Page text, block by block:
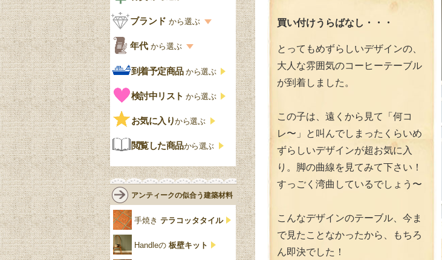
買い付けうらばなし・・・
とってもめずらしいデザインの、
大人な雰囲気のコーヒーテーブル
が到着しました。
この子は、遠くから見て「何コ
レ〜」と叫んでしまったくらいめ
ずらしいデザインが超お気に入
り。脚の曲線を見てみて下さい！
すっごく湾曲しているでしょう〜
こんなデザインのテーブル、今ま
で見たことなかったから、もちろ
ん即決でした！
木製ワゴン
ェア
洋服タンス
チェストおしゃれ
クローゼット
鏡台
花台
仏壇おしゃれ
靴箱収納
式
エリザベス様式
ジャコビアン
ロココ様式
白・ホワイト
黒・ブラック
寄木・パーケットリー
ペディメント
コーニス
グ
ストラップワーク
雷文
ビーディング
リネンフォールド
ルネット
アカンサス
パイクラスト
材質の一覧
オーク材
マホガニー
ローズウッド材
サテンウッド材
ブランド から選ぶ
ブランド一覧
Handleオリジナル
ウィリアムモリス
ロイドルーム
コントワールドファミー
ユ
ジェニファーテイラー
年代 から選ぶ
年代別の一覧
アンティーク
ビンテージ
到着予定商品から選ぶ
検討中リスト から選ぶ
お気に入りから選ぶ
閲覧した商品から選ぶ
アンティークの似合う建築材料
手焼き テラコッタタイル
Handleの 板壁キット